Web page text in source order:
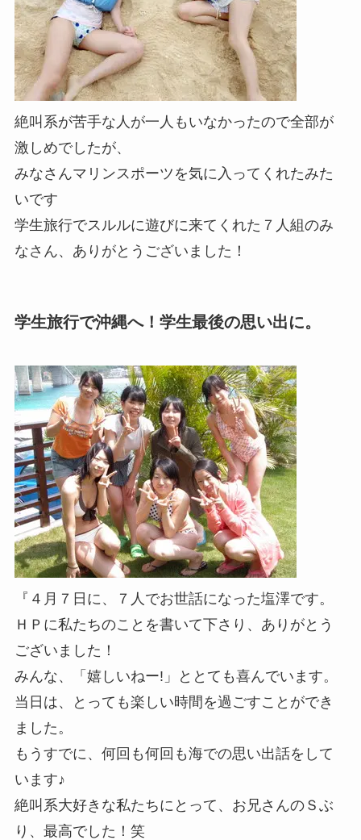
絶叫系が苦手な人が一人もいなかったので全部が
激しめでしたが、
みなさんマリンスポーツを気に入ってくれたみた
いです
学生旅行でスルルに遊びに来てくれた７人組のみ
なさん、ありがとうございました！
学生旅行で沖縄へ！学生最後の思い出に。
『４月７日に、７人でお世話になった塩澤です。
ＨＰに私たちのことを書いて下さり、ありがとう
ございました！
みんな、「嬉しいねー!」ととても喜んでいます。
当日は、とっても楽しい時間を過ごすことができ
ました。
もうすでに、何回も何回も海での思い出話をして
います♪
絶叫系大好きな私たちにとって、お兄さんのＳぶ
り、最高でした！笑